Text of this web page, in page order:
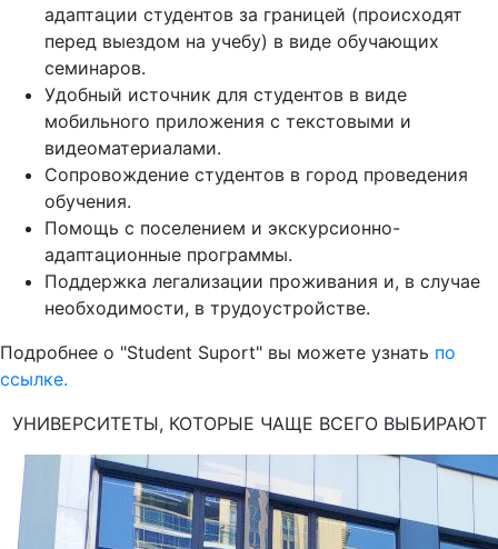
адаптации студентов за границей (происходят
перед выездом на учебу) в виде обучающих
семинаров.
Удобный источник для студентов в виде
мобильного приложения с текстовыми и
видеоматериалами.
Сопровождение студентов в город проведения
обучения.
Помощь с поселением и экскурсионно-
адаптационные программы.
Поддержка легализации проживания и, в случае
необходимости, в трудоустройстве.
Подробнее о "Student Suport" вы можете узнать по
ссылке.
УНИВЕРСИТЕТЫ, КОТОРЫЕ ЧАЩЕ ВСЕГО ВЫБИРАЮТ